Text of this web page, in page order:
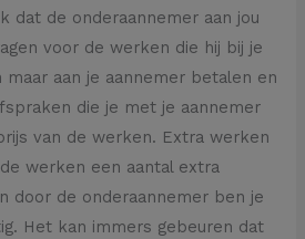
dat de onderaannemer aan jou
voor de werken die hij bij je
aan je aannemer betalen en
die je met je aannemer
van de werken. Extra werken
werken een aantal extra
door de onderaannemer ben je
Het kan immers gebeuren dat